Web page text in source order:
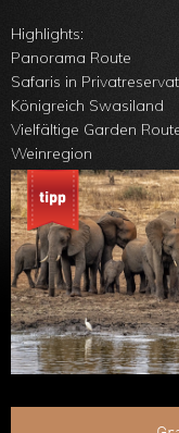
ARVB
Highlights:
Panorama Route
Safaris in
Königreich Swasiland
Vielfältige Garden
Weinregion
Kapstadt